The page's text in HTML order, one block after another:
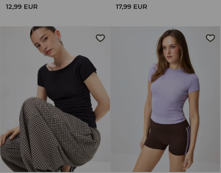
12,99 EUR 17,99 EUR